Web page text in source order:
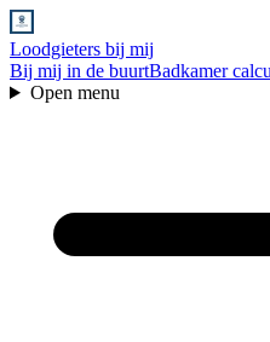
Loodgieters bij mij
Bij mij in de buurtBadkamer
Open menu